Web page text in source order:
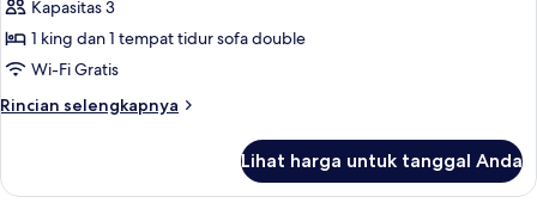
Bebas
Asap
untuk
Suite
Kapasitas 3
1 king dan 1 tempat tidur sofa double
Wi-Fi Gratis
Rincian selengkapnya
Rincian
Suite
Lihat harga untuk tanggal Anda